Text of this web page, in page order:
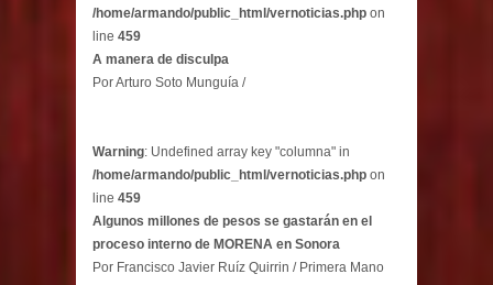
/home/armando/public_html/vernoticias.php on
line 459
A manera de disculpa
Por Arturo Soto Munguía /
Warning: Undefined array key "columna" in
/home/armando/public_html/vernoticias.php on
line 459
Algunos millones de pesos se gastarán en el
proceso interno de MORENA en Sonora
Por Francisco Javier Ruíz Quirrin / Primera Mano